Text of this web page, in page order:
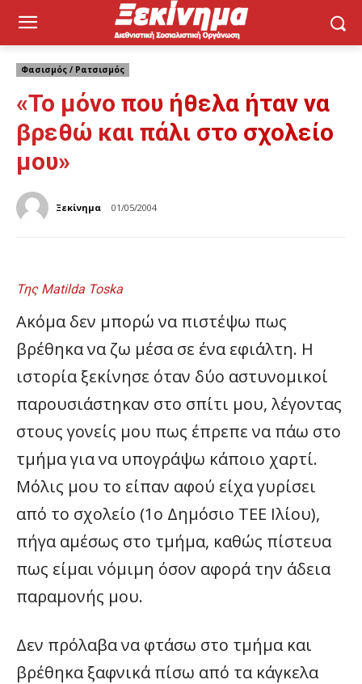
Φασισμός / Ρατσισμός
«Το μόνο που ήθελα ήταν να
βρεθώ και πάλι στο σχολείο
μου»
Ξεκίνημα 01/05/2004
Της Matilda Toska
Ακόμα δεν μπορώ να πιστέψω πως
βρέθηκα να ζω μέσα σε ένα εφιάλτη. Η
ιστορία ξεκίνησε όταν δύο αστυνομικοί
παρουσιάστηκαν στο σπίτι μου, λέγοντας
στους γονείς μου πως έπρεπε να πάω στο
τμήμα για να υπογράψω κάποιο χαρτί.
Μόλις μου το είπαν αφού είχα γυρίσει
από το σχολείο (1ο Δημόσιο ΤΕΕ Ιλίου),
πήγα αμέσως στο τμήμα, καθώς πίστευα
πως είμαι νόμιμη όσον αφορά την άδεια
παραμονής μου.
Δεν πρόλαβα να φτάσω στο τμήμα και
βρέθηκα ξαφνικά πίσω από τα κάγκελα